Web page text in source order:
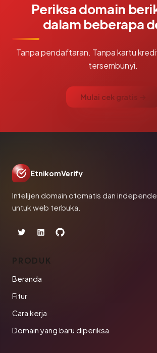
Periksa domain
dalam beberapa
Tanpa pendaftaran. Tanpa kartu
tersembunyi.
Mulai cek gratis →
EtnikomVerify
Intelijen domain otomatis dan
untuk web terbuka.
PRODUK
Beranda
Fitur
Cara kerja
Domain yang baru diperiksa